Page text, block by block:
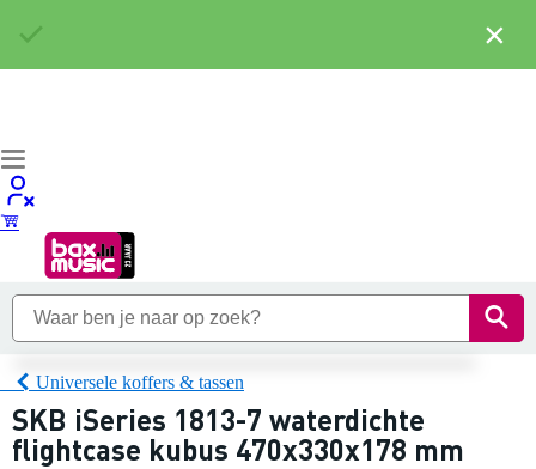
Universele koffers & tassen
SKB iSeries 1813-7 waterdichte
flightcase kubus 470x330x178 mm
×